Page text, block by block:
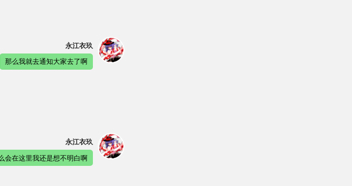
永江衣玖
那么我就去通知大家去了啊
永江衣玖
会在这里我还是想不明白啊